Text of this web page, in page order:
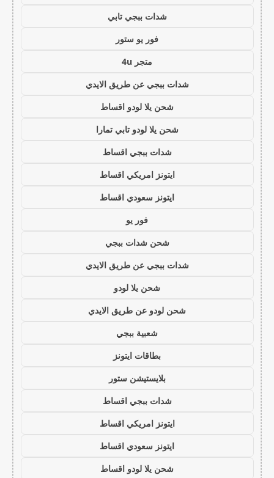
شدات ببجي تابي
فور يو ستور
متجر 4u
شدات ببجي عن طريق الايدي
شحن يلا لودو اقساط
شحن يلا لودو تابي تمارا
شدات ببجي اقساط
ايتونز امريكي اقساط
ايتونز سعودي اقساط
فور يو
شحن شدات ببجي
شدات ببجي عن طريق الايدي
شحن يلا لودو
شحن لودو عن طريق الايدي
شعبية ببجي
بطاقات ايتونز
بلايستيشن ستور
شدات ببجي اقساط
ايتونز امريكي اقساط
ايتونز سعودي اقساط
شحن يلا لودو اقساط